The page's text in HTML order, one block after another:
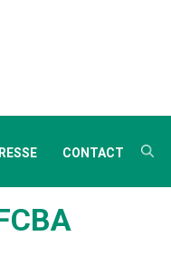
CONTACT